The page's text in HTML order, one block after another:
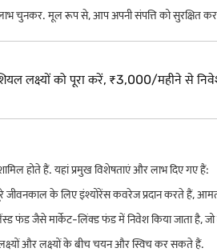
लाभ चुनकर. मूल रूप से, आप अपनी संपत्ति को
लक्ष्यों को पूरा करें, ₹3,000/महीने से
होते हैं. यहां प्रमुख विशेषताएं और लाभ दिए गए हैं:
जीवनकाल के लिए इंश्योरेंस कवरेज प्रदान करते हैं,
फंड जैसे मार्केट-लिंक्ड फंड में निवेश किया जाता है, जो
और लक्ष्यों के बीच चयन और स्विच कर सकते हैं.